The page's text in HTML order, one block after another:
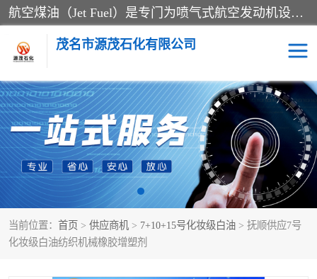
航空煤油（Jet Fuel）是专门为喷气式航空发动机设计的高纯度燃料，主要分为Jet A、Jet A-1和Jet B等类型。其特点是闪点高、低温流动性好，并添加了抗静电剂和抗氧化剂以确保飞行安全。航空煤油需
茂名市源茂石化有限公司
当前位置： 首页 > 供应商机 > 7+10+15号化妆级白油 > 抚顺供应7号
化妆级白油纺织机械橡胶增塑剂
RP3航空煤油 D20+D30溶剂油
D40+D60溶剂油 D80+D100溶剂油
6号+120号溶剂油 260号溶剂油
异构烷烃 天然乳胶